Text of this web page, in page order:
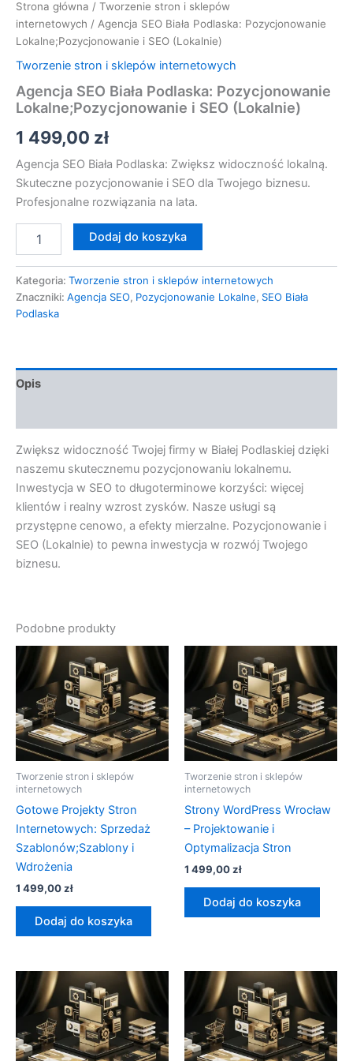
Strona główna / Tworzenie stron i sklepów
internetowych / Agencja SEO Biała Podlaska: Pozycjonowanie
Lokalne;Pozycjonowanie i SEO (Lokalnie)
Tworzenie stron i sklepów internetowych
Agencja SEO Biała Podlaska: Pozycjonowanie
Lokalne;Pozycjonowanie i SEO (Lokalnie)
1 499,00 zł
Agencja SEO Biała Podlaska: Zwiększ widoczność lokalną.
Skuteczne pozycjonowanie i SEO dla Twojego biznesu.
Profesjonalne rozwiązania na lata.
Dodaj do koszyka
Kategoria: Tworzenie stron i sklepów internetowych
Znaczniki: Agencja SEO, Pozycjonowanie Lokalne, SEO Biała
Podlaska
Opis
Zwiększ widoczność Twojej firmy w Białej Podlaskiej dzięki
naszemu skutecznemu pozycjonowaniu lokalnemu.
Inwestycja w SEO to długoterminowe korzyści: więcej
klientów i realny wzrost zysków. Nasze usługi są
przystępne cenowo, a efekty mierzalne. Pozycjonowanie i
SEO (Lokalnie) to pewna inwestycja w rozwój Twojego
biznesu.
Podobne produkty
Tworzenie stron i sklepów
internetowych
Gotowe Projekty Stron
Internetowych: Sprzedaż
Szablonów;Szablony i
Wdrożenia
1 499,00zł
Dodaj do koszyka
Tworzenie stron i sklepów
internetowych
Strony WordPress Wrocław
– Projektowanie i
Optymalizacja Stron
1 499,00zł
Dodaj do koszyka